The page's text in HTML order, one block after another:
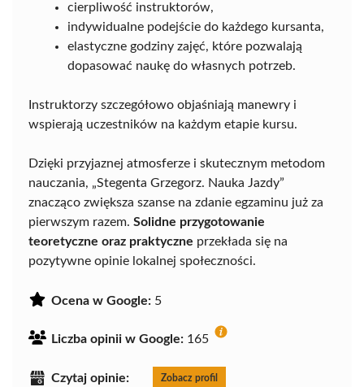
cierpliwość instruktorów,
indywidualne podejście do każdego kursanta,
elastyczne godziny zajęć, które pozwalają
dopasować naukę do własnych potrzeb.
Instruktorzy szczegółowo objaśniają manewry i
wspierają uczestników na każdym etapie kursu.
Dzięki przyjaznej atmosferze i skutecznym metodom
nauczania, „Stegenta Grzegorz. Nauka Jazdy”
znacząco zwiększa szanse na zdanie egzaminu już za
pierwszym razem. Solidne przygotowanie
teoretyczne oraz praktyczne przekłada się na
pozytywne opinie lokalnej społeczności.
Ocena w Google: 5
Liczba opinii w Google: 165
Czytaj opinie: Zobacz profil